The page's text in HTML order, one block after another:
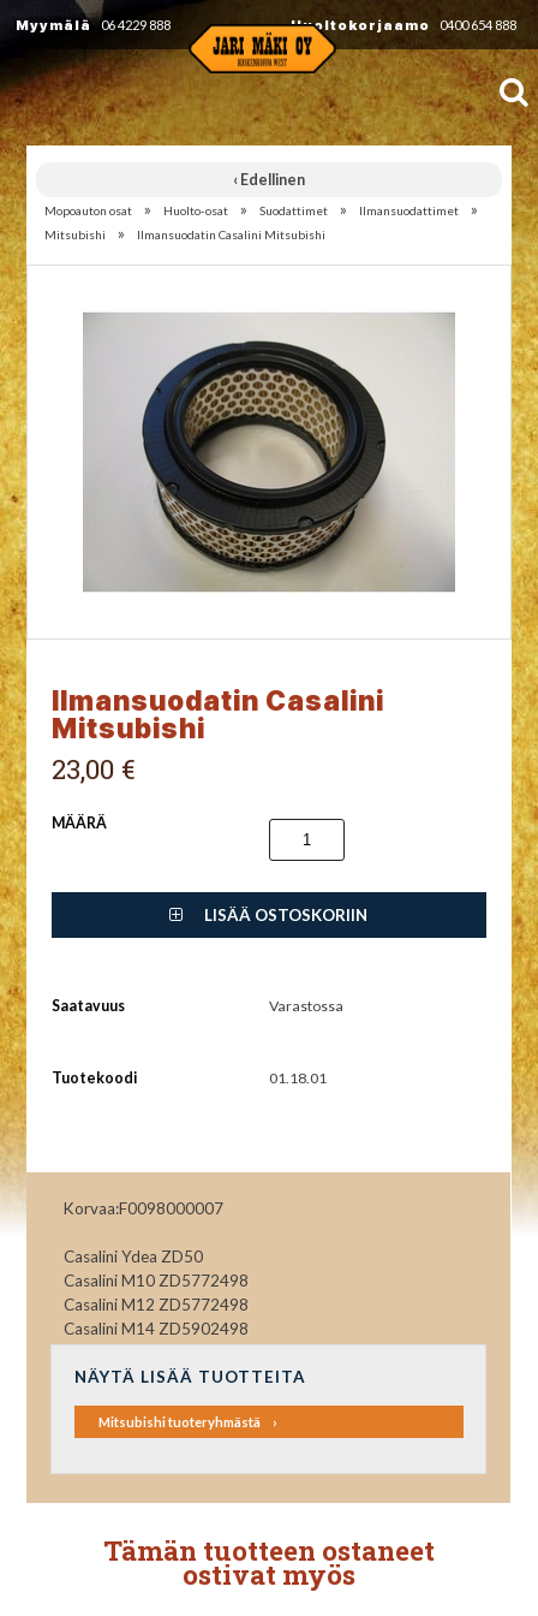
Myymälä 06 4229 888 Huoltokorjaamo 0400 654 888
‹ Edellinen
Mopoauton osat » Huolto-osat » Suodattimet » Ilmansuodattimet »
Mitsubishi » Ilmansuodatin Casalini Mitsubishi
Ilmansuodatin Casalini
Mitsubishi
23,00 €
MÄÄRÄ
LISÄÄ OSTOSKORIIN
Saatavuus Varastossa
Tuotekoodi 01.18.01
Korvaa:F0098000007
Casalini Ydea ZD50
Casalini M10 ZD5772498
Casalini M12 ZD5772498
Casalini M14 ZD5902498
NÄYTÄ LISÄÄ TUOTTEITA
Mitsubishi tuoteryhmästä
Tämän tuotteen ostaneet
ostivat myös